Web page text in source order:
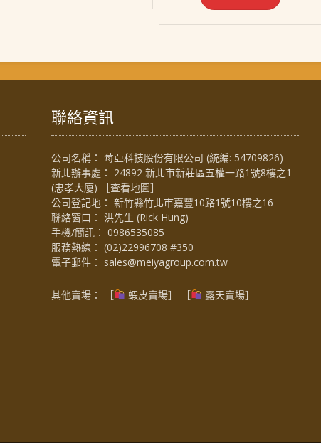
聯絡資訊
公司名稱： 莓亞科技股份有限公司 (統編: 54709826)
新北辦事處： 24892 新北市新莊區五權一路1號8樓之1
(忠孝大廈) ［查看地圖］
公司登記地： 新竹縣竹北市嘉豐10路1號10樓之16
聯絡窗口： 洪先生 (Rick Hung)
手機/簡訊： 0986535085
服務熱線： (02)22996708 #350
電子郵件： sales@meiyagroup.com.tw
其他賣場： ［ 蝦皮賣場］ ［ 露天賣場］